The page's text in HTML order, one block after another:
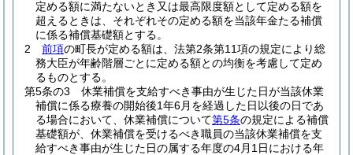
定める額に満たないとき又は最高限度額として定める額を
超えるときは、それぞれその定める額を当該年金たる補償
に係る補償基礎額とする。
2
前項の町長が定める額は、法第2条第11項の規定により総
務大臣が年齢階層ごとに定める額との均衡を考慮して定め
るものとする。
第5条の3
休業補償を支給すべき事由が生じた日が当該休業
補償に係る療養の開始後1年6月を経過した日以後の日であ
る場合において、休業補償について第5条の規定による補償
基礎額が、休業補償を受けるべき職員の当該休業補償を支
給すべき事由が生じた日の属する年度の4月1日における年